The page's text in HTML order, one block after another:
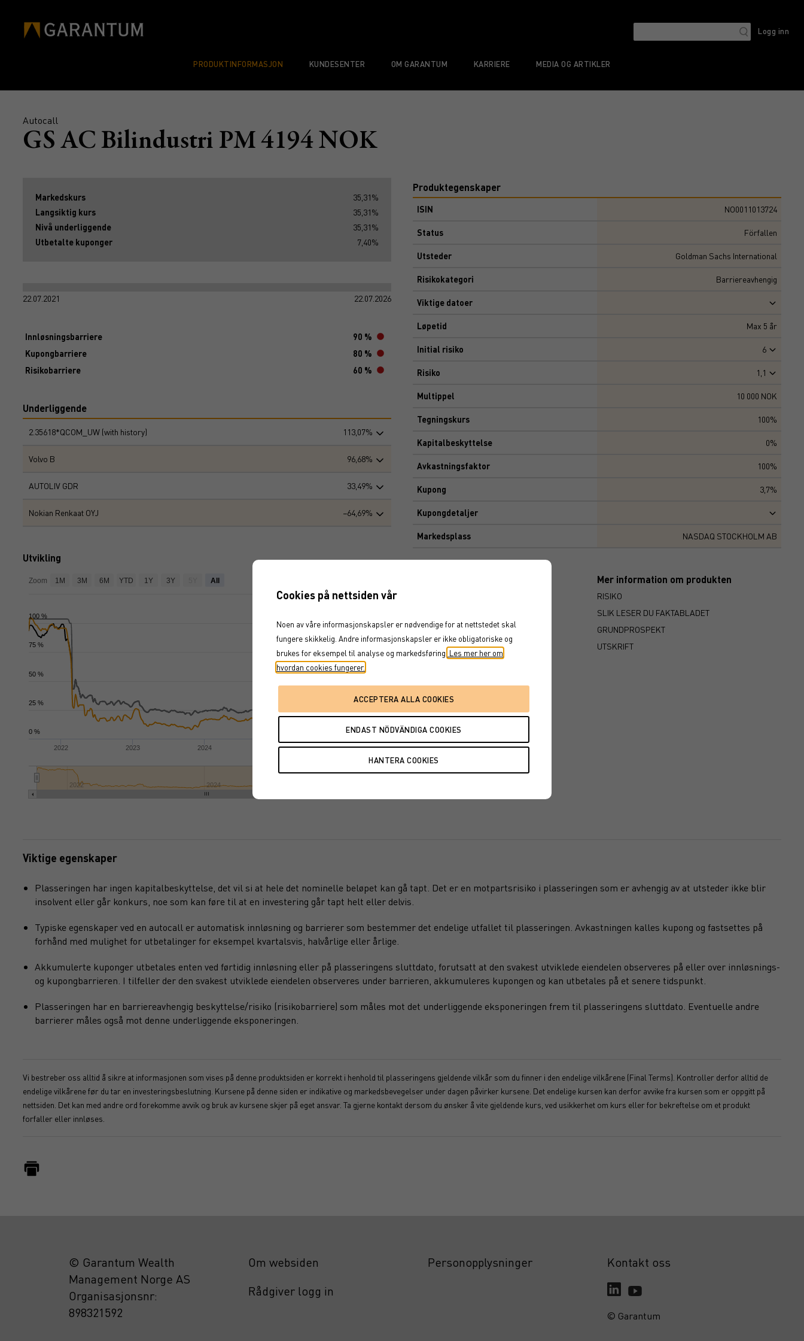
Logg inn
PRODUKTINFORMASJON KUNDESENTER OM GARANTUM KARRIERE MEDIA OG ARTIKLER
Autocall
GS AC Bilindustri PM 4194 NOK
Markedskurs
35,31%
Langsiktig kurs
35,31%
Nivå underliggende
35,31%
Utbetalte kuponger
7,40%
22.07.2021 22.07.2026
Innløsningsbarriere
90 %
Kupongbarriere
80 %
Risikobarriere
60 %
Underliggende
2.35618*QCOM_UW (with history) 113,07%
Volvo B 96,68%
AUTOLIV GDR 33,49%
Nokian Renkaat OYJ −64,69%
Utvikling
2022 2023 2024 2025 2026
2022 2024
0 %
100 %
25 %
50 %
75 %
Zoom 1M 3M 6M YTD 1Y 3Y All
Produktegenskaper
ISIN NO0011013724
Status Förfallen
Utsteder Goldman Sachs International
Risikokategori Barriereavhengig
Viktige datoer
Løpetid Max 5 år
Initial risiko 6
Risiko 1,1
Multippel 10 000 NOK
Tegningskurs 100%
Kapitalbeskyttelse 0%
Avkastningsfaktor 100%
Kupong 3,7%
Kupongdetaljer
Markedsplass NASDAQ STOCKHOLM AB
PROSPEKT
FAKTABLAD
FÖRFALLOVILLKOR
Mer information om produkten
RISIKO
SLIK LESER DU FAKTABLADET
GRUNDPROSPEKT
UTSKRIFT
Viktige egenskaper
Plasseringen har ingen kapitalbeskyttelse, det vil si at hele det nominelle beløpet kan gå tapt. Det er en motpartsrisiko i plasseringen som er avhengig av at utsteder ikke blir
insolvent eller går konkurs, noe som kan føre til at en investering går tapt helt eller delvis.
Typiske egenskaper ved en autocall er automatisk innløsning og barrierer som bestemmer det endelige utfallet til plasseringen. Avkastningen kalles kupong og fastsettes på
forhånd med mulighet for utbetalinger for eksempel kvartalsvis, halvårlige eller årlige.
Akkumulerte kuponger utbetales enten ved førtidig innløsning eller på plasseringens sluttdato, forutsatt at den svakest utviklede eiendelen observeres på eller over innløsnings-
og kupongbarrieren. I tilfeller der den svakest utviklede eiendelen observeres under barrieren, akkumuleres kupongen og kan utbetales på et senere tidspunkt.
Plasseringen har en barriereavhengig beskyttelse/risiko (risikobarriere) som måles mot det underliggende eksponeringen frem til plasseringens sluttdato. Eventuelle andre
barrierer måles også mot denne underliggende eksponeringen.
Vi bestreber oss alltid å sikre at informasjonen som vises på denne produktsiden er korrekt i henhold til plasseringens gjeldende vilkår som du finner i den endelige vilkårene (Final Terms). Kontroller derfor alltid de
endelige vilkårene før du tar en investeringsbeslutning. Kursene på denne siden er indikative og markedsbevegelser under dagen påvirker kursene. Det endelige kursen kan derfor avvike fra kursen som er oppgitt på
nettsiden. Det kan med andre ord forekomme avvik og bruk av kursene skjer på eget ansvar. Ta gjerne kontakt dersom du ønsker å vite gjeldende kurs, ved usikkerhet om kurs eller for bekreftelse om et produkt
forfaller eller innløses.
© Garantum Wealth
Management Norge AS
Organisasjonsnr:
898321592
Om websiden
Rådgiver logg in
Personopplysninger Kontakt oss
© Garantum
Cookies på nettsiden vår
Noen av våre informasjonskapsler er nødvendige for at nettstedet skal
fungere skikkelig. Andre informasjonskapsler er ikke obligatoriske og
brukes for eksempel til analyse og markedsføring. Les mer her om
hvordan cookies fungerer.